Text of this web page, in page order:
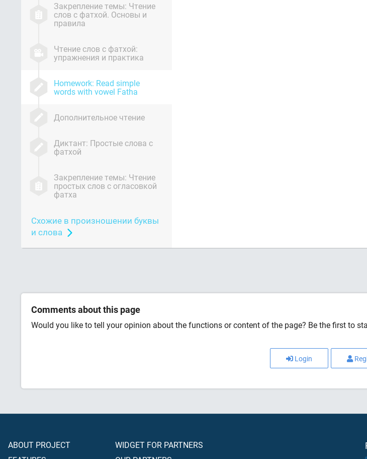
Закрепление темы: Чтение
слов с фатхой. Основы и
правила
Чтение слов с фатхой:
упражнения и практика
Homework: Read simple
words with vowel Fatha
Дополнительное чтение
Диктант: Простые слова с
фатхой
Закрепление темы: Чтение
простых слов с огласовкой
фатха
Схожие в произношении буквы
и слова
Comments about this page
Would you like to tell your opinion about the functions or content of the page? Be the first to
Login
ABOUT PROJECT
WIDGET FOR PARTNERS